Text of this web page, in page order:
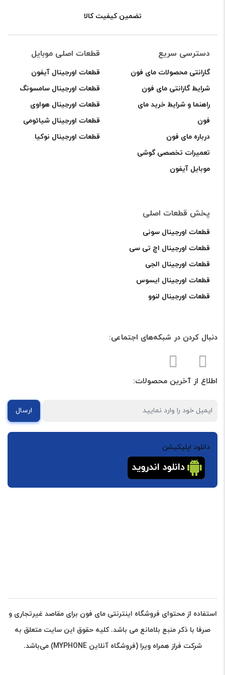
تضمین کیفیت کالا
دسترسی سریع
گارانتی محصولات مای فون
شرایط گارانتی مای فون
راهنما و شرایط خرید مای
فون
درباره مای فون
تعمیرات تخصصی گوشی
موبایل آیفون
قطعات اصلی موبایل
قطعات اورجینال آیفون
قطعات اورجینال سامسونگ
قطعات اورجینال هواوی
قطعات اورجینال شیائومی
قطعات اورجینال نوکیا
پخش قطعات اصلی
قطعات اورجینال سونی
قطعات اورجینال اچ تی سی
قطعات اورجینال الجی
قطعات اورجینال ایسوس
قطعات اورجینال لنوو
دنبال کردن در شبکه‌های اجتماعی:
اطلاع از آخرین محصولات:
ارسال
دانلود اپلیکیشن
استفاده از محتوای فروشگاه اینترنتی مای فون برای مقاصد غیرتجاری و
صرفا با ذکر منبع بلامانع می باشد. کلیه حقوق این سایت متعلق به
شرکت فراز همراه ویرا (فروشگاه آنلاین MYPHONE) می‌باشد.